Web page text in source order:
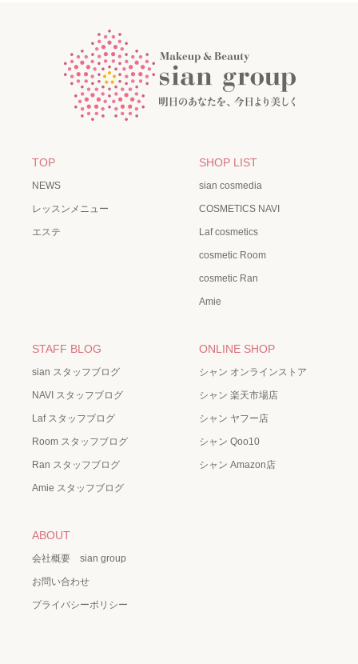
TOP
NEWS
レッスンメニュー
エステ
SHOP LIST
sian cosmedia
COSMETICS NAVI
Laf cosmetics
cosmetic Room
cosmetic Ran
Amie
STAFF BLOG
sian スタッフブログ
NAVI スタッフブログ
Laf スタッフブログ
Room スタッフブログ
Ran スタッフブログ
Amie スタッフブログ
ONLINE SHOP
シャン オンラインストア
シャン 楽天市場店
シャン ヤフー店
シャン Qoo10
シャン Amazon店
ABOUT
会社概要 sian group
お問い合わせ
プライバシーポリシー